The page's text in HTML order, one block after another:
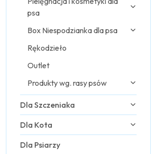
psa
Box Niespodzianka dla psa
Rękodzieło
Outlet
Produkty wg. rasy psów
Dla Szczeniaka
Dla Kota
Dla Psiarzy